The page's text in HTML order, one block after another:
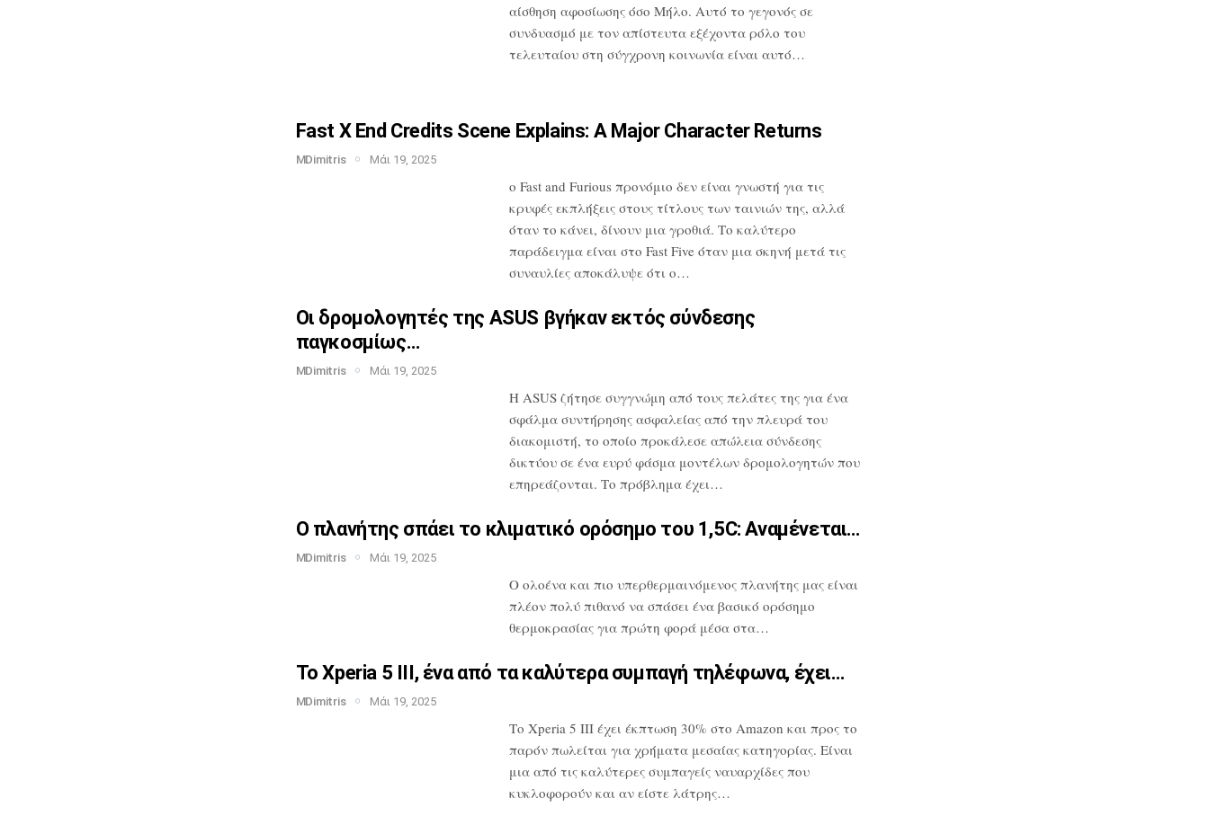
αίσθηση αφοσίωσηςόσο Μήλο. Αυτό το γεγονός σε
συνδυασμό με τον απίστευτα εξέχοντα ρόλο του
τελευταίου στη σύγχρονη κοινωνία είναι αυτό…
Fast X End Credits Scene Explains: AMajor Character Returns
MDimitris Μάι 19, 2025
ο Fast and Furious προνόμιο δεν είναι γνωστή για τις
κρυφές εκπλήξεις στουςτίτλους των ταινιών της, αλλά
όταν το κάνει, δίνουν μια γροθιά. Το καλύτερο
παράδειγμα είναι στο Fast Five όταν μιασκηνή μετά τις
συναυλίες αποκάλυψε ότι ο…
Οι δρομολογητές της ASUS βγήκαν εκτός σύνδεσης
παγκοσμίως…
MDimitris Μάι 19, 2025
Η ASUS ζήτησε συγγνώμη από τους πελάτεςτης για ένα
σφάλμα συντήρησης ασφαλείαςαπό την πλευρά του
διακομιστή, το οποίο προκάλεσε απώλεια σύνδεσης
δικτύου σεένα ευρύ φάσμα μοντέλων δρομολογητών που
επηρεάζονται. Το πρόβλημα έχει…
Ο πλανήτης σπάει το κλιματικό ορόσημο του 1,5C: Αναμένεται…
MDimitris Μάι 19, 2025
O ολοένα και πιο υπερθερμαινόμενος πλανήτης μαςείναι
πλέον πολύ πιθανό να σπάσει έναβασικό ορόσημο
θερμοκρασίας για πρώτη φορά μέσα στα…
Το Xperia 5 III, ένα από τα καλύτερασυμπαγή τηλέφωνα, έχει…
MDimitris Μάι 19, 2025
Το Xperia 5 III έχει έκπτωση 30% στο Amazon και προς το
παρόν πωλείται γιαχρήματα μεσαίας κατηγορίας. Είναι
μιααπό τις καλύτερες συμπαγείς ναυαρχίδεςπου
κυκλοφορούν και αν είστε λάτρης…